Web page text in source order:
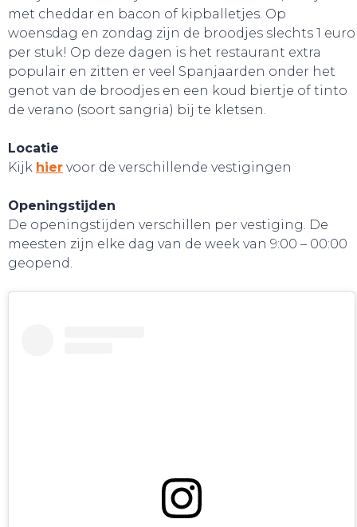
BELEEF!
met cheddar en bacon of kipballetjes. Op
woensdag en zondag zijn de broodjes slechts 1 euro
per stuk! Op deze dagen is het restaurant extra
populair en zitten er veel Spanjaarden onder het
genot van de broodjes en een koud biertje of tinto
de verano (soort sangria) bij te kletsen.
Locatie
Kijk hier voor de verschillende vestigingen
Openingstijden
De openingstijden verschillen per vestiging. De
meesten zijn elke dag van de week van 9:00 – 00:00
geopend.